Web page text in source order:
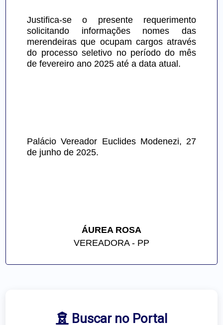
Justifica-se o presente requerimento
solicitando informações nomes das
merendeiras que ocupam cargos através
do processo seletivo no período do mês
de fevereiro ano 2025 até a data atual.
Palácio Vereador Euclides Modenezi, 27
de junho de 2025.
ÁUREA ROSA
VEREADORA - PP
Buscar no Portal